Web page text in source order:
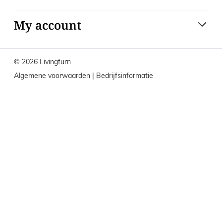
My account
© 2026 Livingfurn
Algemene voorwaarden | Bedrijfsinformatie